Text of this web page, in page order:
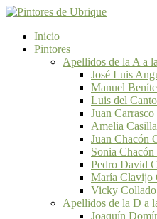
Inicio
Pintores
Apellidos de la A a
José Luis
Manuel
Luis del
Juan
Amelia
Juan Chacón
Sonia
Pedro David
María Clavijo
Vicky
Apellidos de la D a
Joaquín